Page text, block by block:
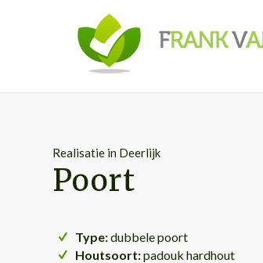
Realisatie in Deerlijk
Poort
Type:dubbele poort
Houtsoort:padouk hardhout